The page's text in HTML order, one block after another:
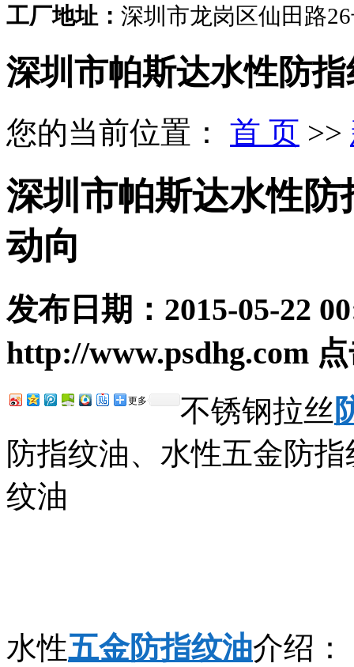
工厂地址： 深圳市龙岗区仙田路
深圳市帕斯达水性防
您的当前位置： 首 页 >>
深圳市帕斯达水性
动向
发布日期： 2015-05-22
http://www.psdhg.com
更多 不锈钢拉丝
防指纹油、水性五金防
纹油
水性五金防指纹油介绍：